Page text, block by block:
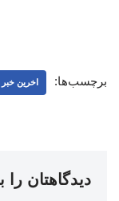
برچسب‌ها: اخرین خبر
دیدگاهتان را